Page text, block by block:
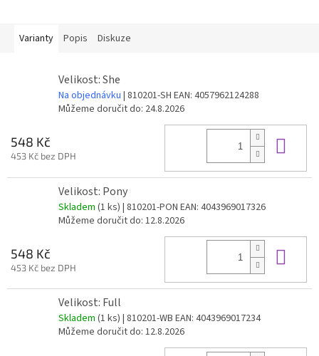
Varianty Popis Diskuze
Velikost: She
Na objednávku | 810201-SH EAN: 4057962124288
Můžeme doručit do: 24.8.2026
548 Kč
453 Kč bez DPH
Velikost: Pony
Skladem (1 ks) | 810201-PON EAN: 4043969017326
Můžeme doručit do: 12.8.2026
548 Kč
453 Kč bez DPH
Velikost: Full
Skladem (1 ks) | 810201-WB EAN: 4043969017234
Můžeme doručit do: 12.8.2026